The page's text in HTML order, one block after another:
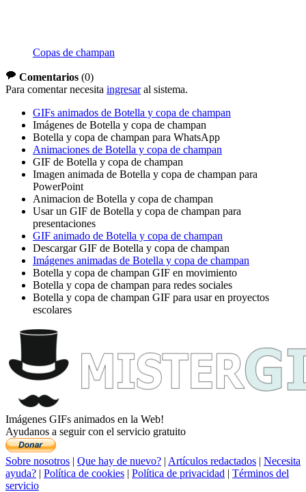
Copas de champan
Comentarios (0)
Para comentar necesita ingresaral sistema.
GIFs animados de Botella y copa de champan
Imágenes de Botella y copa de champan
Botella y copa de champan para WhatsApp
Animaciones de Botella y copa de champan
GIF de Botella y copa de champan
Imagen animada de Botella y copa de champan para
PowerPoint
Animacion de Botella y copa de champan
Usar un GIF de Botella y copa de champan para
presentaciones
GIF animado de Botella y copa de champan
Descargar GIF de Botella y copa de champan
Imágenes animadas de Botella y copa de champan
Botella y copa de champan GIF en movimiento
Botella y copa de champan para redes sociales
Botella y copa de champan GIF para usar en proyectos
escolares
Imágenes GIFs animados en la Web!
Ayudanos a seguir con el servicio gratuito
Sobre nosotros | Que hay de nuevo? | Artículos redactados | Necesita
ayuda? | Política de cookies | Política de privacidad | Términos del
servicio